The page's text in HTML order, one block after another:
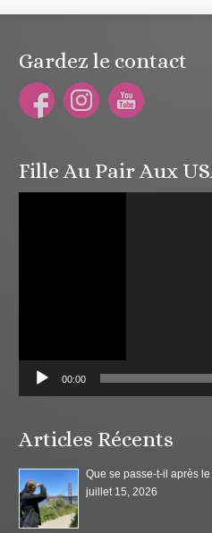
Gardez le contact
Fille Au Pair Aux
00:00
Articles Récents
Que se passe-t-il après
juillet 15, 2026